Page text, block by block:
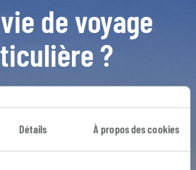
Détails À propos des cookies
de voyage
?
Dalmatie Iles croates
Brac Dubrovnik